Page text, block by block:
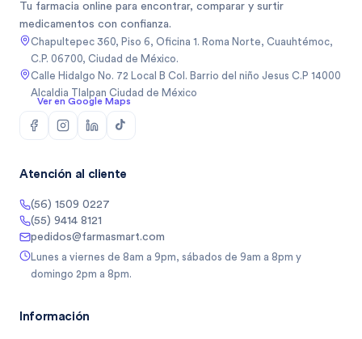
Tu farmacia online para encontrar, comparar y surtir
medicamentos con confianza.
Chapultepec 360, Piso 6, Oficina 1. Roma Norte, Cuauhtémoc,
C.P. 06700, Ciudad de México.
Calle Hidalgo No. 72 Local B Col. Barrio del niño Jesus C.P 14000
Alcaldia Tlalpan Ciudad de México
Ver en Google Maps
Atención al cliente
(56) 1509 0227
(55) 9414 8121
pedidos@farmasmart.com
Lunes a viernes de 8am a 9pm, sábados de 9am a 8pm y
domingo 2pm a 8pm.
Información